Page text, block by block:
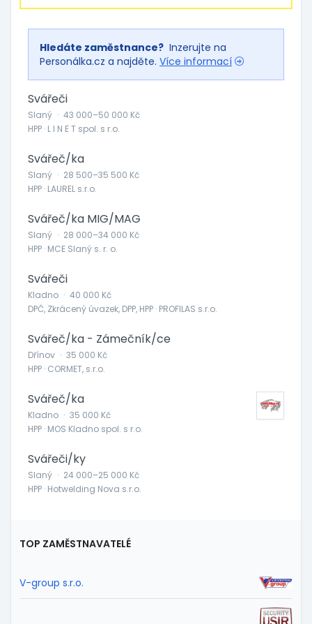
Hledáte zaměstnance? Inzerujte na
Personálka.cz a najděte. Více informací
Svářeči
Slaný · 43 000–50 000 Kč
HPP · L I N E T spol. s r.o.
Svářeč/ka
Slaný · 28 500–35 500 Kč
HPP · LAUREL s.r.o.
Svářeč/ka MIG/MAG
Slaný · 28 000–34 000 Kč
HPP · MCE Slaný s. r. o.
Svářeči
Kladno · 40 000 Kč
DPČ, Zkrácený úvazek, DPP, HPP · PROFILAS s.r.o.
Svářeč/ka - Zámečník/ce
Dřínov · 35 000 Kč
HPP · CORMET, s.r.o.
Svářeč/ka
Kladno · 35 000 Kč
HPP · MOS Kladno spol. s r.o.
Svářeči/ky
Slaný · 24 000–25 000 Kč
HPP · Hotwelding Nova s.r.o.
TOP ZAMĚSTNAVATELÉ
V-group s.r.o.